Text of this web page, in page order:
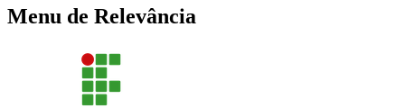
Menu de Relevância